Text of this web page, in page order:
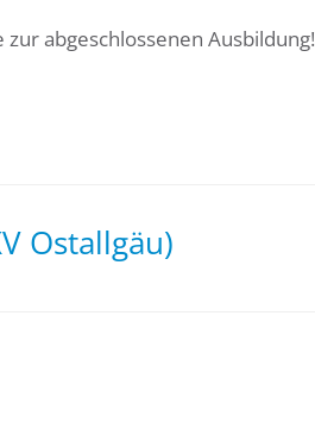
abgeschlossenen Ausbildung!
Ostallgäu)